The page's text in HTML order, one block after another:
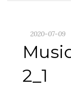
2020-07-09
2_1